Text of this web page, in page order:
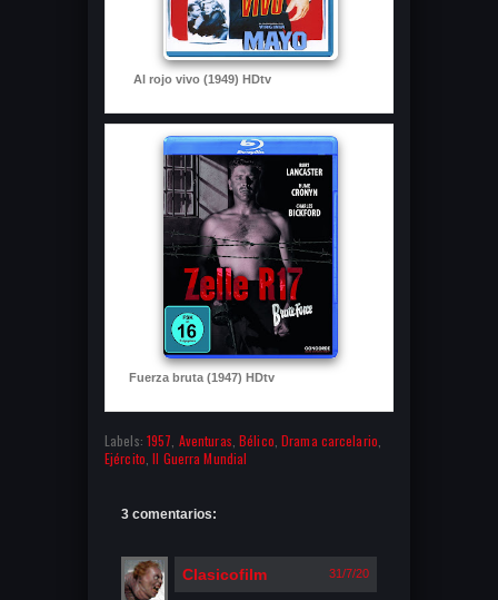
Al rojo vivo (1949) HDtv
Fuerza bruta (1947) HDtv
Labels: 1957 Aventuras ,Bélico ,Drama carcelario
Ejército ,II Guerra Mundial
3 comentarios:
Clasicofilm 31/7/20